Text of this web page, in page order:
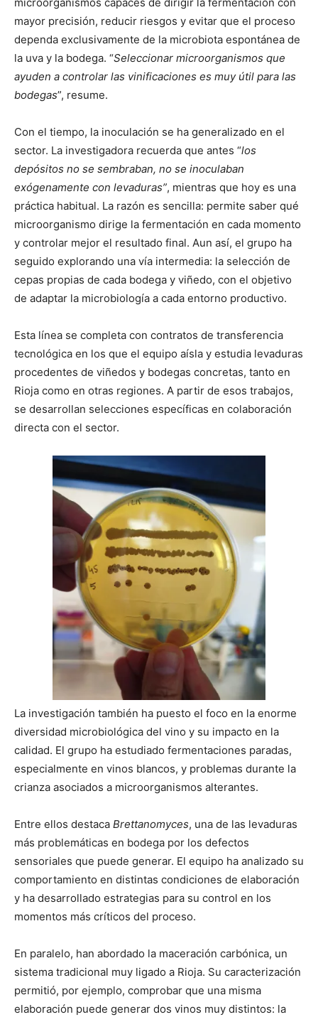
mayor precisión, reducir riesgos y evitar que el proceso
dependa exclusivamente de la microbiota espontánea de
la uva y la bodega. “Seleccionar microorganismos que
ayuden a controlar las vinificaciones es muy útil para las
bodegas”, resume.
Con el tiempo, la inoculación se ha generalizado en el
sector. La investigadora recuerda que antes “los
depósitos no se sembraban, no se inoculaban
exógenamente con levaduras”, mientras que hoy es una
práctica habitual. La razón es sencilla: permite saber qué
microorganismo dirige la fermentación en cada momento
y controlar mejor el resultado final. Aun así, el grupo ha
seguido explorando una vía intermedia: la selección de
cepas propias de cada bodega y viñedo, con el objetivo
de adaptar la microbiología a cada entorno productivo.
Esta línea se completa con contratos de transferencia
tecnológica en los que el equipo aísla y estudia levaduras
procedentes de viñedos y bodegas concretas, tanto en
Rioja como en otras regiones. A partir de esos trabajos,
se desarrollan selecciones específicas en colaboración
directa con el sector.
La investigación también ha puesto el foco en la enorme
diversidad microbiológica del vino y su impacto en la
calidad. El grupo ha estudiado fermentaciones paradas,
especialmente en vinos blancos, y problemas durante la
crianza asociados a microorganismos alterantes.
Entre ellos destaca Brettanomyces, una de las levaduras
más problemáticas en bodega por los defectos
sensoriales que puede generar. El equipo ha analizado su
comportamiento en distintas condiciones de elaboración
y ha desarrollado estrategias para su control en los
momentos más críticos del proceso.
En paralelo, han abordado la maceración carbónica, un
sistema tradicional muy ligado a Rioja. Su caracterización
permitió, por ejemplo, comprobar que una misma
elaboración puede generar dos vinos muy distintos: la